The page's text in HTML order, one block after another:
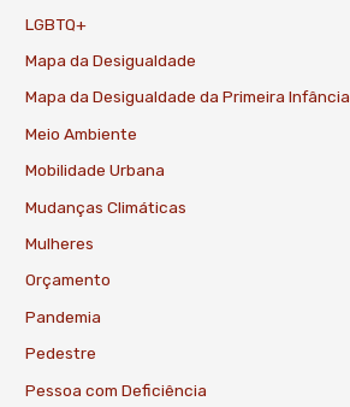
LGBTQ+
Mapa da Desigualdade
Mapa da Desigualdade da Primeira Infância
Meio Ambiente
Mobilidade Urbana
Mudanças Climáticas
Mulheres
Orçamento
Pandemia
Pedestre
Pessoa com Deficiência